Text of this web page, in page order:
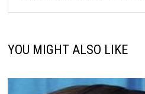
YOU MIGHT ALSO LIKE